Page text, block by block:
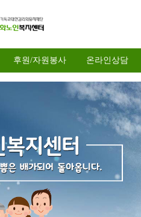
후원/자원봉사 온라인상담